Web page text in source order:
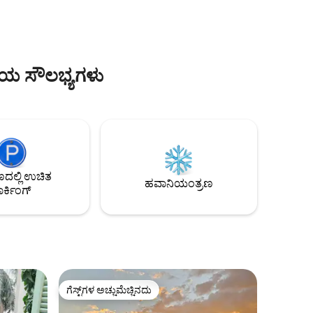
ಸೌಲಭ್ಯಗಳು
ಉಚಿತ
ಹವಾನಿಯಂತ್ರಣ
ಗೆಸ್ಟ್‌ಗಳ ಅಚ್ಚುಮೆಚ್ಚಿನದು
ಗೆಸ್ಟ್‌ಗಳ ಅಚ್ಚುಮೆಚ್ಚಿನದು